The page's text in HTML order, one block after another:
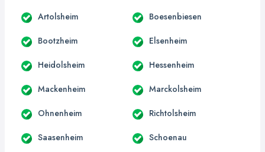
Artolsheim Boesenbiesen
Bootzheim Elsenheim
Heidolsheim Hessenheim
Mackenheim Marckolsheim
Ohnenheim Richtolsheim
Saasenheim Schoenau